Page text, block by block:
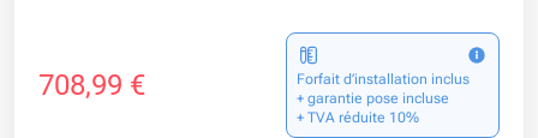
708,99 €
Forfait d’installation inclus
+ garantie pose incluse
+ TVA réduite 10%